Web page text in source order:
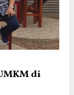
di